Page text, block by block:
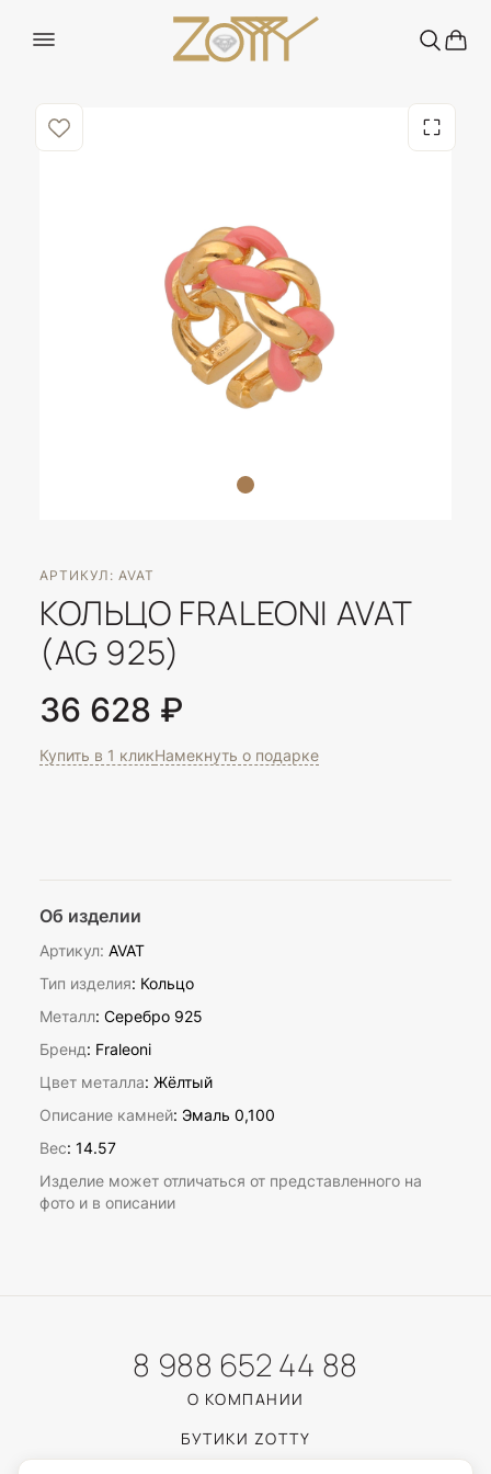
АРТИКУЛ: AVAT
КОЛЬЦО FRALEONI AVAT
(AG 925)
36 628 ₽
Купить в 1 кликНамекнуть о подарке
Об изделии
Артикул: AVAT
Тип изделия: Кольцо
Металл: Серебро 925
Бренд: Fraleoni
Цвет металла: Жёлтый
Описание камней: Эмаль 0,100
Вес: 14.57
Изделие может отличаться от представленного на
фото и в описании
8 988 652 44 88
О КОМПАНИИ
БУТИКИ ZOTTY